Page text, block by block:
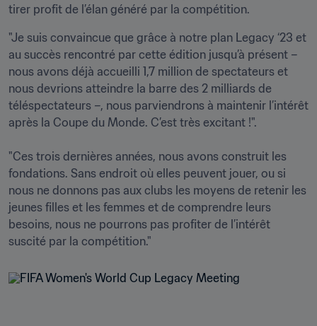
tirer profit de l’élan généré par la compétition.
"Je suis convaincue que grâce à notre plan Legacy ‘23 et
au succès rencontré par cette édition jusqu’à présent –
nous avons déjà accueilli 1,7 million de spectateurs et
nous devrions atteindre la barre des 2 milliards de
téléspectateurs –, nous parviendrons à maintenir l’intérêt
après la Coupe du Monde. C’est très excitant !".
"Ces trois dernières années, nous avons construit les
fondations. Sans endroit où elles peuvent jouer, ou si
nous ne donnons pas aux clubs les moyens de retenir les
jeunes filles et les femmes et de comprendre leurs
besoins, nous ne pourrons pas profiter de l’intérêt
suscité par la compétition."